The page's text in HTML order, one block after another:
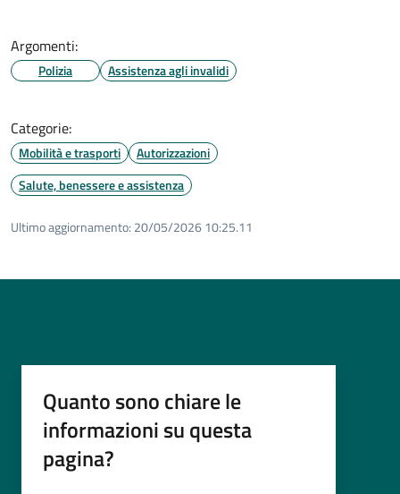
Argomenti:
Polizia Assistenza agli invalidi
Categorie:
Mobilità e trasporti
Autorizzazioni
Salute, benessere e assistenza
Ultimo aggiornamento: 20/05/2026 10:25.11
Quanto sono chiare le
informazioni su questa
pagina?